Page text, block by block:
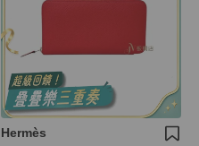
Hermès